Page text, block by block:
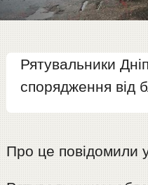
Рятувальники
спорядження від
Про це повідомили